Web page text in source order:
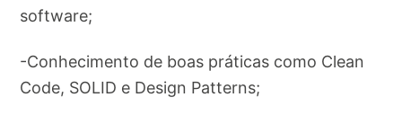
software;
-Conhecimento de boas práticas como Clean
Code, SOLID e Design Patterns;